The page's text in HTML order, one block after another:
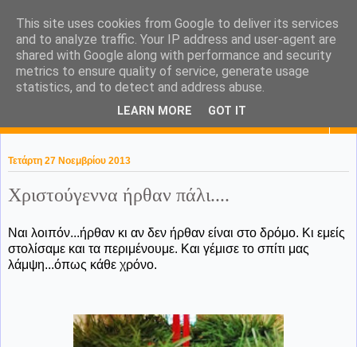
KaPa. Me without you...tea
without a biscuit!
Τετάρτη 27 Νοεμβρίου 2013
Χριστούγεννα ήρθαν πάλι....
Ναι λοιπόν...ήρθαν κι αν δεν ήρθαν είναι στο δρόμο. Κι εμείς
στολίσαμε και τα περιμένουμε. Και γέμισε το σπίτι μας
λάμψη...όπως κάθε χρόνο.
This site uses cookies from Google to deliver its services
and to analyze traffic. Your IP address and user-agent are
shared with Google along with performance and security
metrics to ensure quality of service, generate usage
statistics, and to detect and address abuse.
LEARN MORE GOT IT